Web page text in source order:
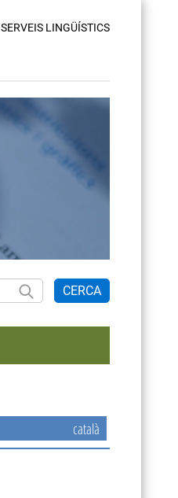
SERVEIS LINGÜÍSTICS
CERCA
català